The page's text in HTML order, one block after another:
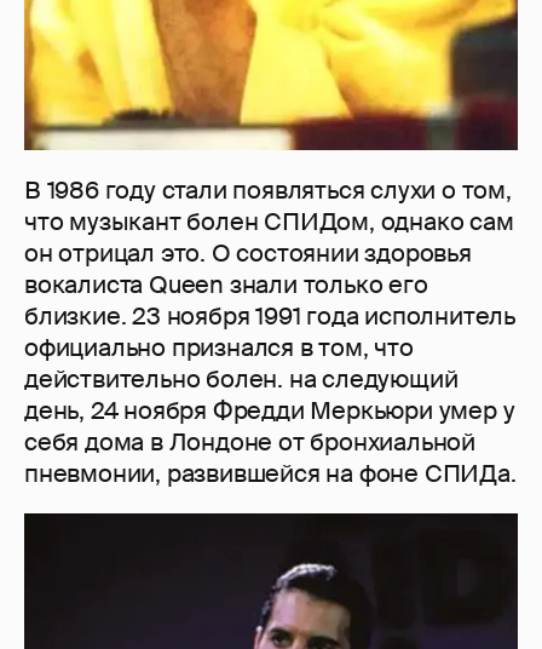
В 1986 году стали появляться слухи о том,
что музыкант болен СПИДом, однако сам
он отрицал это. О состоянии здоровья
вокалиста Queen знали только его
близкие. 23 ноября 1991 года исполнитель
официально признался в том, что
действительно болен. на следующий
день, 24 ноября Фредди Меркьюри умер у
себя дома в Лондоне от бронхиальной
пневмонии, развившейся на фоне СПИДа.